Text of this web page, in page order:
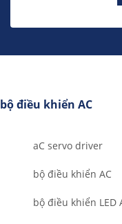
bộ điều khiển AC
aC servo driver
bộ điều khiển AC
bộ điều khiển LED